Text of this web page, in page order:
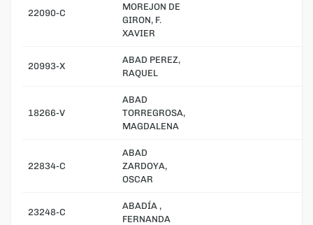
22090-C
MOREJON DE
GIRON, F.
XAVIER
20993-X
ABAD PEREZ,
RAQUEL
18266-V
ABAD
TORREGROSA,
MAGDALENA
22834-C
ABAD
ZARDOYA,
OSCAR
23248-C
ABADÍA ,
FERNANDA